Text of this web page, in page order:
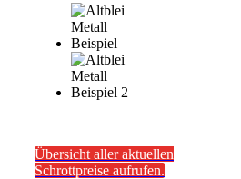
Übersicht aller aktuellen
Schrottpreise aufrufen.